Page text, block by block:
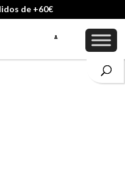
de +60€